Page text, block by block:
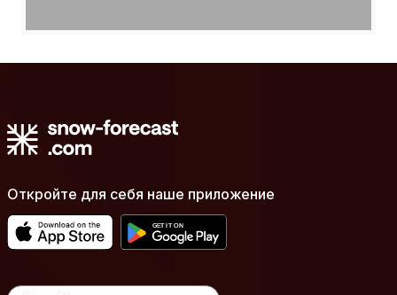
Откройте для себя наше приложение